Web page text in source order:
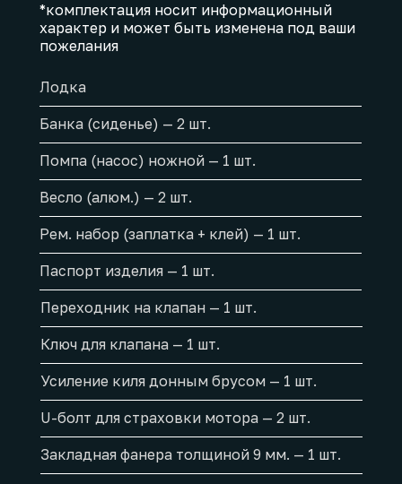
Паспорт изделия — 1 шт.
Рем. набор (заплатка + клей) — 1 шт.
Весло (алюм.) — 2 шт.
Помпа (насос) ножной — 1 шт.
Банка (сиденье) — 2 шт.
Лодка
Закладная фанера толщиной 9 мм. — 1 шт.
U-болт для страховки мотора — 2 шт.
Усиление киля донным брусом — 1 шт.
Ключ для клапана — 1 шт.
Переходник на клапан — 1 шт.
*комплектация носит информационный
характер и может быть изменена под ваши
пожелания